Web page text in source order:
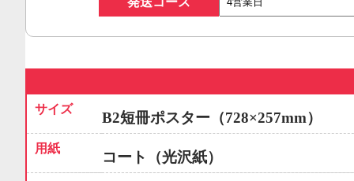
サイズ
B2短冊ポスター（728×257mm）
用紙
コート（光沢紙）